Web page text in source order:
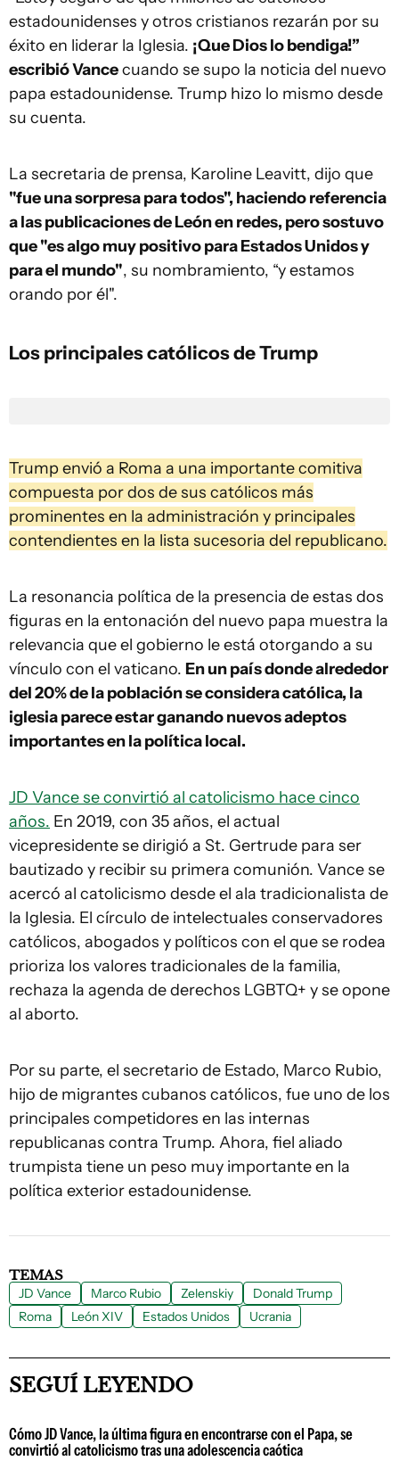
estadounidenses y otros cristianos rezarán por su
éxito en liderar la Iglesia. ¡Que Dios lo bendiga!”
escribió Vancecuando se supo la noticia del nuevo
papa estadounidense. Trump hizo lo mismo desde
su cuenta.
La secretaria de prensa, Karoline Leavitt, dijo que
"fue una sorpresa para todos", haciendo referencia
a las publicaciones de León en redes, pero sostuvo
que "es algo muy positivo para Estados Unidos y
para el mundo", su nombramiento, “y estamos
orando por él".
Los principales católicos de Trump
Trump envió a Roma a una importante comitiva
compuesta por dos de sus católicos más
prominentes en la administración y principales
contendientes en la lista sucesoria del republicano.
La resonancia política de la presencia de estas dos
figuras en la entonación del nuevo papa muestra la
relevancia que el gobierno le está otorgando a su
vínculo con el vaticano. En un país donde alrededor
del 20% de la población se considera católica, la
iglesia parece estar ganando nuevos adeptos
importantes en la política local.
JD Vance se convirtió al catolicismo hace cinco
años. En 2019, con 35 años, el actual
vicepresidente se dirigió a St. Gertrude para ser
bautizado y recibir su primera comunión. Vance se
acercó al catolicismo desde el ala tradicionalista de
la Iglesia. El círculo de intelectuales conservadores
católicos, abogados y políticos con el que se rodea
prioriza los valores tradicionales de la familia,
rechaza la agenda de derechos LGBTQ+ y se opone
al aborto.
Por su parte, el secretario de Estado, Marco Rubio,
hijo de migrantes cubanos católicos, fue uno de los
principales competidores en las internas
republicanas contra Trump. Ahora, fiel aliado
trumpista tiene un peso muy importante en la
política exterior estadounidense.
TEMAS
JD Vance Marco Rubio Zelenskiy
Donald Trump
Roma
León XIV Estados Unidos Ucrania
SEGUÍ LEYENDO
Cómo JD Vance, la última figura en encontrarse con el Papa, se
convirtió al catolicismo tras una adolescencia caótica